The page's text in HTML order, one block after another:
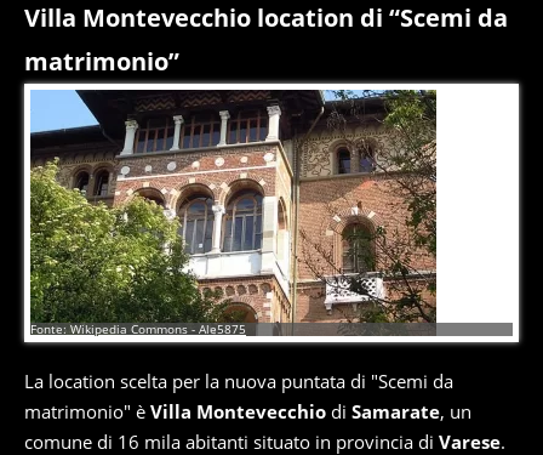
Villa Montevecchio location di “Scemi da
matrimonio”
Fonte: Wikipedia Commons - Ale5875
La location scelta per la nuova puntata di "Scemi da
matrimonio" è Villa Montevecchio di Samarate, un
comune di 16 mila abitanti situato in provincia di Varese.